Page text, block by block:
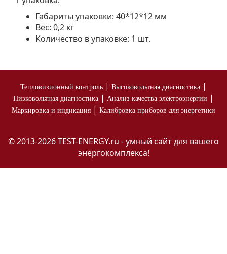
Габариты упаковки: 40*12*12 мм
Вес: 0,2 кг
Количество в упаковке: 1 шт.
Тепловизионный контроль | Высоковольтная диагностика |
Низковольтная диагностика | Анализ качества электроэнергии |
Маркировка и индикация | Калибровка приборов для энергетики
© 2013-2026 TEST-ENERGY.ru - умный сайт для вашего
энергокомплекса!